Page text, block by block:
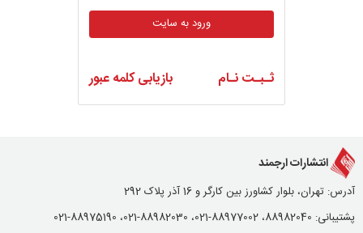
ورود به سایت
ثـبـت نـام بازیابی کلمه عبور
انتشارات ارجمند
آدرس: تهران، بلوار کشاورز بین کارگر و 16 آذر پلاک 292
پشتیبانی: 88982040، 88977002-021، 88982030-021، 88975190-021